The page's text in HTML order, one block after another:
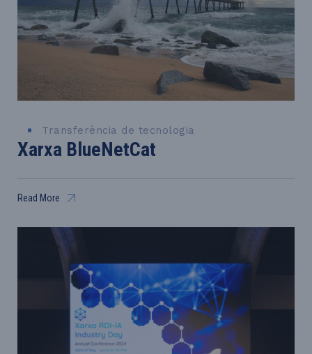
Transferència de tecnologia
Xarxa BlueNetCat
Read More